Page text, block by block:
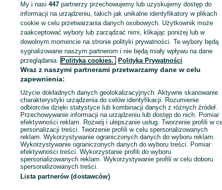
Strona główna Rolnictwo Części do maszyn rolniczych
Części do maszyn
rolniczych - Kujawsko-pomorskie
Części do maszyn rolniczych - Czernikowo
KATEGORIA
ID:486499804 Wyświetlenia:
Zadzwoń / SMS Wyślij wiadomość
My i nasi447 partnerzy przechowujemy lub uzyskujemy dostęp do
informacji na urządzeniu, takich jak unikalne identyfikatory w plikach
cookie w celu przetwarzania danych osobowych. Użytkownik może
zaakceptować wybory lub zarządzać nimi, klikając poniżej lub w
dowolnym momencie na stronie polityki prywatności. Te wybory będą
sygnalizowane naszym partnerom i nie będą miały wpływu na dane
przeglądania. Polityka cookies, Polityka Prywatności
Wraz z naszymi partnerami przetwarzamy dane w celu
zapewnienia:
Użycie dokładnych danych geolokalizacyjnych. Aktywne skanowanie
charakterystyki urządzenia do celów identyfikacji. Rozumienie
odbiorców dzięki statystyce lub kombinacji danych z różnych źródeł.
Przechowywanie informacji na urządzeniu lub dostęp do nich. Pomiar
efektywności reklam. Rozwój i ulepszanie usług. Tworzenie profili w
personalizacji treści. Tworzenie profili w celu spersonalizowanych
reklam. Wykorzystywanie ograniczonych danych do wyboru reklam.
Wykorzystywanie ograniczonych danych do wyboru treści. Pomiar
efektywności treści. Wykorzystanie profili do wyboru
spersonalizowanych reklam. Wykorzystywanie profili w celu doboru
spersonalizowanych treści.
Lista partnerów (dostawców)